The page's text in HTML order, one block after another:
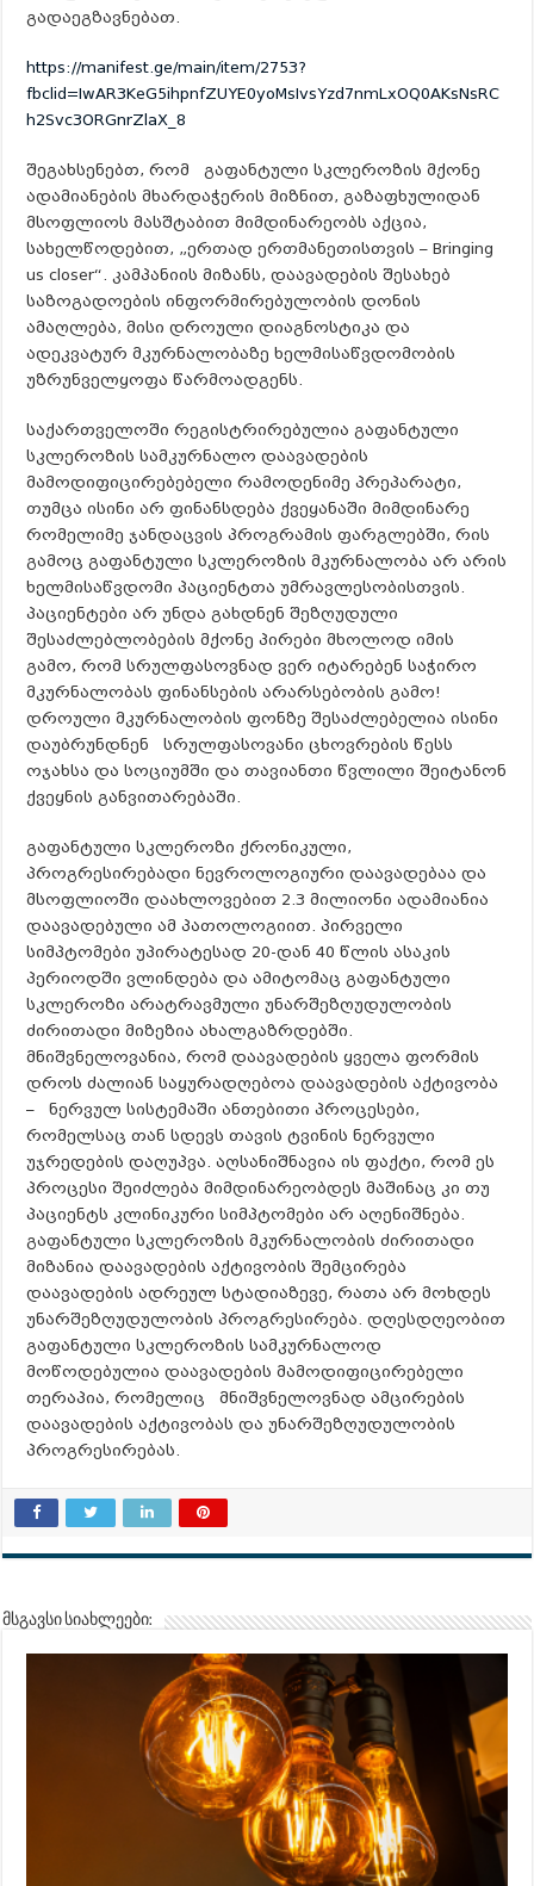
გადაეგზავნებათ.
https://manifest.ge/main/item/2753?
fbclid=IwAR3KeG5ihpnfZUYE0yoMsIvsYzd7nmLxOQ0AKsNsRC
h2Svc3ORGnrZlaX_8
შეგახსენებთ, რომ გაფანტული სკლეროზის მქონე
ადამიანების მხარდაჭერის მიზნით, გაზაფხულიდან
მსოფლიოს მასშტაბით მიმდინარეობს აქცია,
სახელწოდებით, „ერთად ერთმანეთისთვის – Bringing
us closer“. კამპანიის მიზანს, დაავადების შესახებ
საზოგადოების ინფორმირებულობის დონის
ამაღლება, მისი დროული დიაგნოსტიკა და
ადეკვატურ მკურნალობაზე ხელმისაწვდომობის
უზრუნველყოფა წარმოადგენს.
საქართველოში რეგისტრირებულია გაფანტული
სკლეროზის სამკურნალო დაავადების
მამოდიფიცირებებელი რამოდენიმე პრეპარატი,
თუმცა ისინი არ ფინანსდება ქვეყანაში მიმდინარე
რომელიმე ჯანდაცვის პროგრამის ფარგლებში, რის
გამოც გაფანტული სკლეროზის მკურნალობა არ არის
ხელმისაწვდომი პაციენტთა უმრავლესობისთვის.
პაციენტები არ უნდა გახდნენ შეზღუდული
შესაძლებლობების მქონე პირები მხოლოდ იმის
გამო, რომ სრულფასოვნად ვერ იტარებენ საჭირო
მკურნალობას ფინანსების არარსებობის გამო!
დროული მკურნალობის ფონზე შესაძლებელია ისინი
დაუბრუნდნენ სრულფასოვანი ცხოვრების წესს
ოჯახსა და სოციუმში და თავიანთი წვლილი შეიტანონ
ქვეყნის განვითარებაში.
გაფანტული სკლეროზი ქრონიკული,
პროგრესირებადი ნევროლოგიური დაავადებაა და
მსოფლიოში დაახლოვებით 2.3 მილიონი ადამიანია
დაავადებული ამ პათოლოგიით. პირველი
სიმპტომები უპირატესად 20-დან 40 წლის ასაკის
პერიოდში ვლინდება და ამიტომაც გაფანტული
სკლეროზი არატრავმული უნარშეზღუდულობის
ძირითადი მიზეზია ახალგაზრდებში.
მნიშვნელოვანია, რომ დაავადების ყველა ფორმის
დროს ძალიან საყურადღებოა დაავადების აქტივობა
– ნერვულ სისტემაში ანთებითი პროცესები,
რომელსაც თან სდევს თავის ტვინის ნერვული
უჯრედების დაღუპვა. აღსანიშნავია ის ფაქტი, რომ ეს
პროცესი შეიძლება მიმდინარეობდეს მაშინაც კი თუ
პაციენტს კლინიკური სიმპტომები არ აღენიშნება.
გაფანტული სკლეროზის მკურნალობის ძირითადი
მიზანია დაავადების აქტივობის შემცირება
დაავადების ადრეულ სტადიაზევე, რათა არ მოხდეს
უნარშეზღუდულობის პროგრესირება. დღესდღეობით
გაფანტული სკლეროზის სამკურნალოდ
მოწოდებულია დაავადების მამოდიფიცირებელი
თერაპია, რომელიც მნიშვნელოვნად ამცირების
დაავადების აქტივობას და უნარშეზღუდულობის
პროგრესირებას.
მსგავსი სიახლეები: